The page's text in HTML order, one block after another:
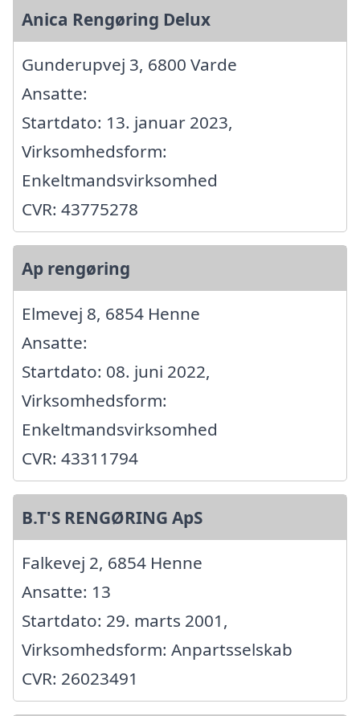
Anica Rengøring Delux
Gunderupvej 3, 6800 Varde
Ansatte:
Startdato: 13. januar 2023,
Virksomhedsform:
Enkeltmandsvirksomhed
CVR: 43775278
Ap rengøring
Elmevej 8, 6854 Henne
Ansatte:
Startdato: 08. juni 2022,
Virksomhedsform:
Enkeltmandsvirksomhed
CVR: 43311794
B.T'S RENGØRING ApS
Falkevej 2, 6854 Henne
Ansatte: 13
Startdato: 29. marts 2001,
Virksomhedsform: Anpartsselskab
CVR: 26023491